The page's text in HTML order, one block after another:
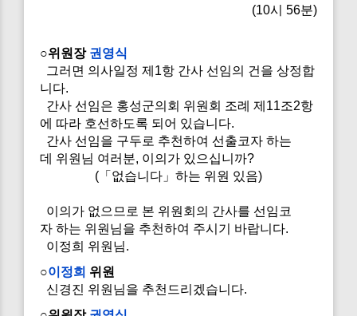
(10시 56분)
○위원장 권영식
그러면 의사일정 제1항 간사 선임의 건을 상정합
니다.
간사 선임은 홍성군의회 위원회 조례 제11조2항
에 따라 호선하도록 되어 있습니다.
간사 선임을 구두로 추천하여 선출코자 하는
데 위원님 여러분, 이의가 있으십니까?
(「없습니다」하는 위원 있음)
이의가 없으므로 본 위원회의 간사를 선임코
자 하는 위원님을 추천하여 주시기 바랍니다.
이정희 위원님.
○이정희 위원
신경진 위원님을 추천드리겠습니다.